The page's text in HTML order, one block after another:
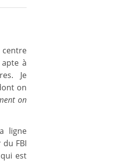
centre
à
Je
on
on
ligne
FBI
est